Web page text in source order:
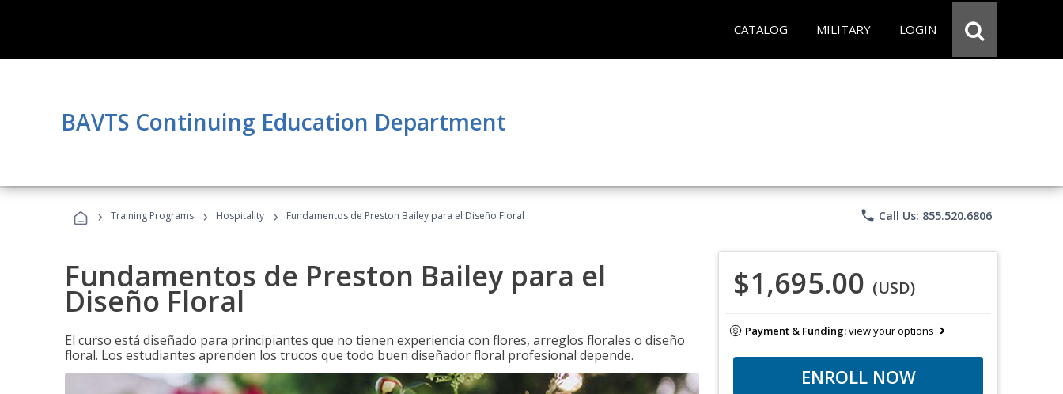
CATALOG MILITARY LOGIN
BAVTS Continuing Education Department
› Training Programs › Hospitality › Fundamentos de Preston Bailey para el Diseño Floral phone Call Us: 855.520.6806
Fundamentos de Preston Bailey para el
Diseño Floral
El curso está diseñado para principiantes que no tienen experiencia con flores, arreglos florales o diseño
floral. Los estudiantes aprenden los trucos que todo buen diseñador floral profesional depende.
$1,695.00 (USD)
Payment & Funding:view your options
ENROLL NOW